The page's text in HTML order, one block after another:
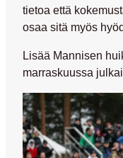
tietoa että
osaa sitä myös
Lisää Mannisen
marraskuussa